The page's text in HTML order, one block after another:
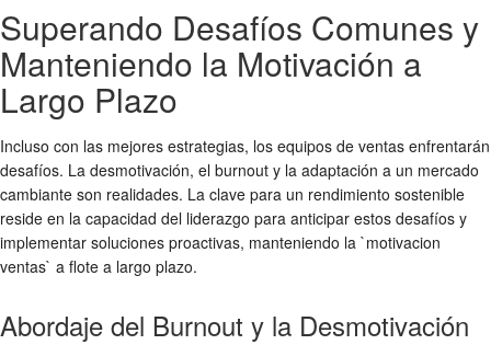
Superando Desafíos Comunes y
Manteniendo la Motivación a
Largo Plazo
Incluso con las mejores estrategias, los equipos de ventas enfrentarán
desafíos. La desmotivación, el burnout y la adaptación a un mercado
cambiante son realidades. La clave para un rendimiento sostenible
reside en la capacidad del liderazgo para anticipar estos desafíos y
implementar soluciones proactivas, manteniendo la `motivacion
ventas` a flote a largo plazo.
Abordaje del Burnout y la Desmotivación